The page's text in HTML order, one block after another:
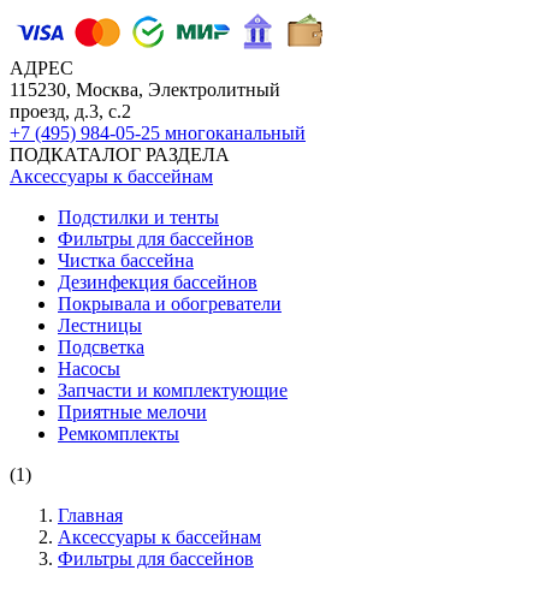
АДРЕС
115230, Москва, Электролитный
проезд, д.3, с.2
+7 (495) 984-05-25 многоканальный
ПОДКАТАЛОГ РАЗДЕЛА
Аксессуары к бассейнам
Подстилки и тенты
Фильтры для бассейнов
Чистка бассейна
Дезинфекция бассейнов
Покрывала и обогреватели
Лестницы
Подсветка
Насосы
Запчасти и комплектующие
Приятные мелочи
Ремкомплекты
(1)
Главная
Аксессуары к бассейнам
Фильтры для бассейнов